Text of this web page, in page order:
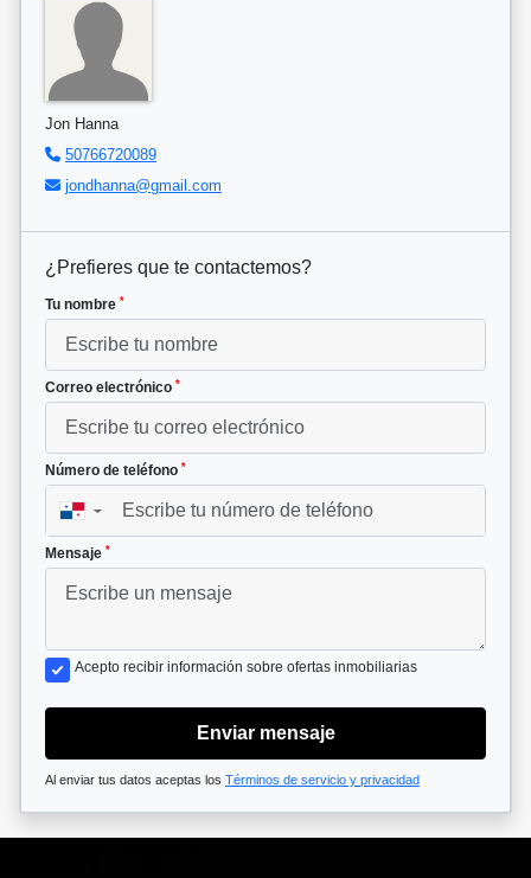
Jon Hanna
50766720089
jondhanna@gmail.com
¿Prefieres que te contactemos?
Tu nombre *
Correo electrónico *
Número de teléfono *
▼
Mensaje *
Acepto recibir información sobre ofertas inmobiliarias
Enviar mensaje
Al enviar tus datos aceptas los Términos de servicio y privacidad